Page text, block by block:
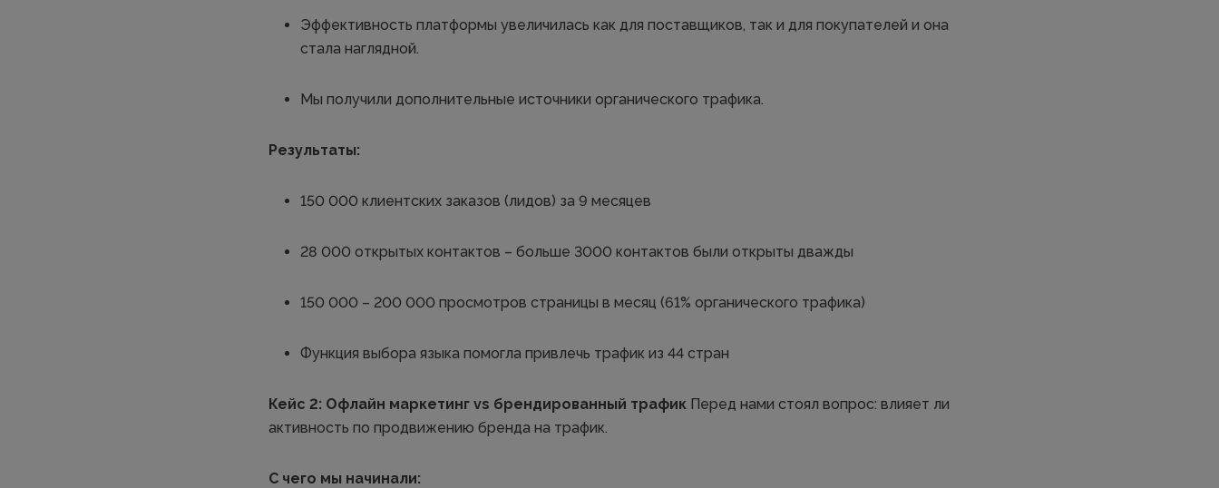
Эффективность платформы увеличилась как для поставщиков, так и для покупателей и она
стала наглядной.
Мы получили дополнительные источники органического трафика.
Результаты:
150 000 клиентских заказов (лидов) за 9 месяцев
28 000 открытых контактов – больше 3000 контактов были открыты дважды
150 000 – 200 000 просмотров страницы в месяц (61% органического трафика)
Функция выбора языка помогла привлечь трафик из 44 стран
Кейс 2: Офлайн маркетинг vs брендированный трафик Перед нами стоял вопрос: влияет ли
активность по продвижению бренда на трафик.
С чего мы начинали: